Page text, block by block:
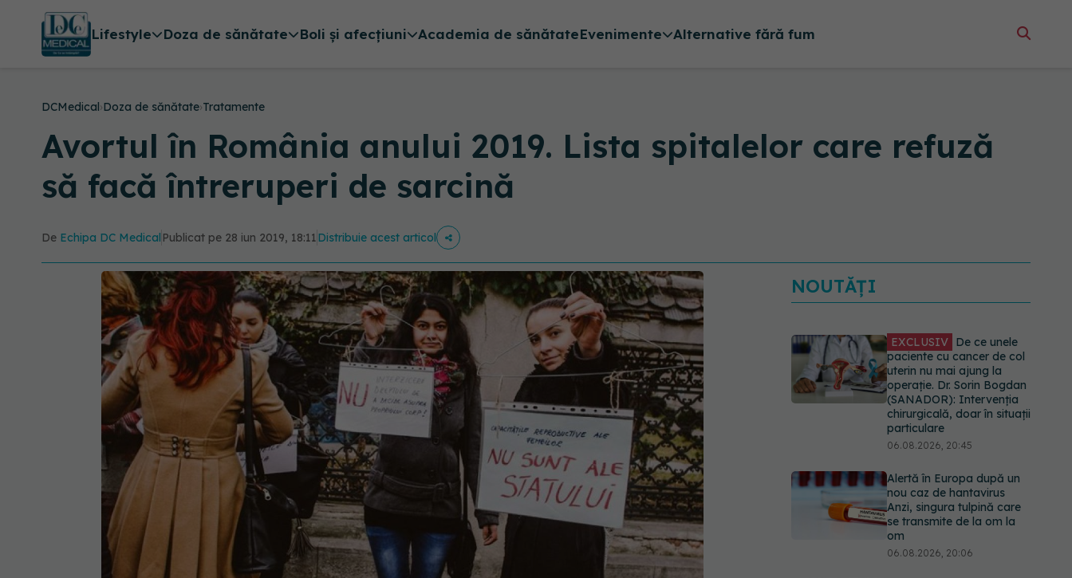
Lifestyle Doza de sănătate Boli și afecțiuni Academia de sănătateEvenimente Alternative fără fum
DCMedical›Doza de sănătate›Tratamente
Avortul în România anului 2019. Lista spitalelor care refuză
să facă întreruperi de sarcină
De Echipa DC Medical Publicat pe 28 iun 2019, 18:11Distribuie acest articol
NOUTĂȚI
EXCLUSIV De ce unele
paciente cu cancer de col
uterin nu mai ajung la
operație. Dr. Sorin Bogdan
(SANADOR): Intervenția
chirurgicală, doar în situații
particulare
06.08.2026, 20:45
Alertă în Europa după un
nou caz de hantavirus
Anzi, singura tulpină care
se transmite de la om la
om
06.08.2026, 20:06